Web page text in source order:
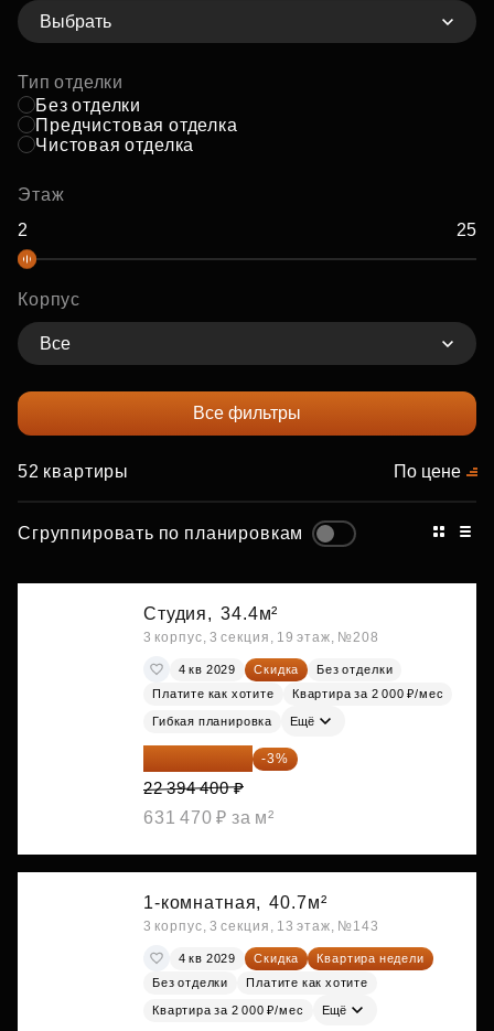
Выбрать
Тип отделки
Без отделки
Предчистовая отделка
Чистовая отделка
Этаж
Корпус
Все
Все фильтры
52 квартиры
Сгруппировать по планировкам
По цене
Студия, 34.4м²
3 корпус, 3 секция, 19 этаж, №208
4 кв 2029 Скидка
Без отделки
Платите как хотите
Квартира за 2 000 ₽/мес
Гибкая планировка Ещё
21 722 568 ₽ -3%
22 394 400 ₽
631 470 ₽ за м²
1-комнатная, 40.7м²
3 корпус, 3 секция, 13 этаж, №143
4 кв 2029 Скидка
Квартира недели
Без отделки
Платите как хотите
Квартира за 2 000 ₽/мес Ещё